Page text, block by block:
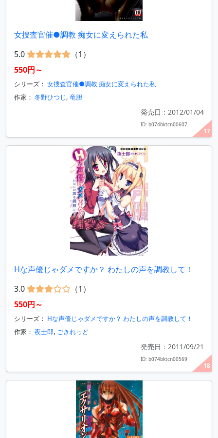
17
女捜査官催●調教 痴女に変えられた私
5.0
（1）
550円～
シリーズ： 女捜査官催●調教 痴女に変えられた私
作家： 冬野ひつじ, 竜胆
発売日：2012/01/04
ID: b074bktcn00607
18
Hな声優じゃダメですか？ わたしの声を調教して！
3.0
（1）
550円～
シリーズ： Hな声優じゃダメですか？ わたしの声を調教して！
作家： 夜士郎, ごきれっど
発売日：2011/09/21
ID: b074bktcn00569